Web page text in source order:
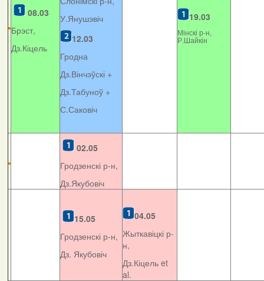
08.03
Брэст,
Дз.Кіцель
У.Янушэвіч
12.03
Гродна
Дз.Вінчэўскі +
Дз.Табуноў +
С.Саковіч
19.03
Мінскі р-н,
Р.Шайкін
02.05
Гродзенскі р-н,
Дз.Якубовіч
15.05
Гродзенскі р-н,
Дз. Якубовіч
04.05
Жыткавіцкі р-
н,
Дз.Кіцель et
al.